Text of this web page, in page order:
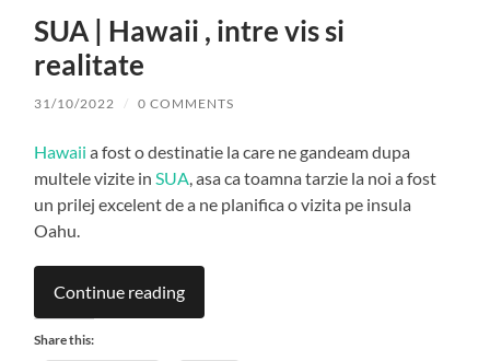
SUA | Hawaii , intre vis si
realitate
31/10/2022 / 0 COMMENTS
Hawaii a fost o destinatie la care ne gandeam dupa
multele vizite inSUA, asa ca toamna tarzie la noi a fost
un prilej excelent de a ne planifica o vizita pe insula
Oahu.
Continue reading
Share this: